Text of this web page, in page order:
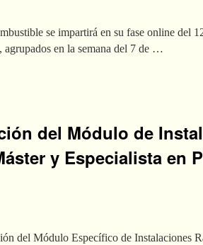
se impartirá en su fase online del
agrupados en la semana del 7 de …
del Módulo de
y Especialista en
del Módulo Específico de Instalaciones